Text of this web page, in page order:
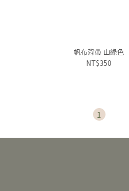
帆布背帶 山綠色
NT$350
1